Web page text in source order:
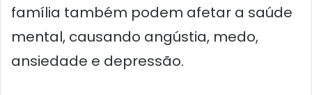
família também podem afetar a saúde
mental, causando angústia, medo,
ansiedade e depressão.